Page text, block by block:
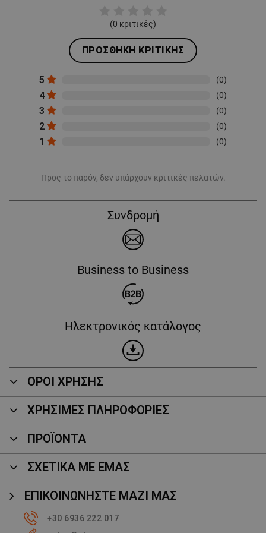
(0 κριτικές)
ΠΡΟΣΘΉΚΗ ΚΡΙΤΙΚΉΣ
5 (0)
4 (0)
3 (0)
2 (0)
1 (0)
Προς το παρόν, δεν υπάρχουν κριτικές πελατών.
Συνδρομή
Business to Business
Ηλεκτρονικός κατάλογος
ΟΡΟΙ ΧΡΗΣΗΣ
ΧΡΗΣΙΜΕΣ ΠΛΗΡΟΦΟΡΙΕΣ
ΠΡΟΪΌΝΤΑ
ΣΧΕΤΙΚΑ ΜΕ ΕΜΑΣ
ΕΠΙΚΟΙΝΩΝΉΣΤΕ ΜΑΖΊ ΜΑΣ
+30 6936 222 017